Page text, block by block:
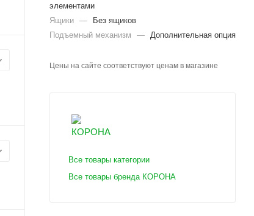
элементами
Ящики —
Без ящиков
Подъемный механизм
— Дополнительная опция
Цены на сайте соответствуют ценам в магазине
Все товары категории
Все товары бренда КОРОНА